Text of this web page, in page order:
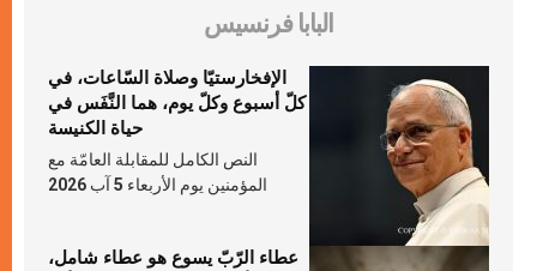
البابا فرنسيس
الإفخارستيّا وصلاة السّاعات، في
كلّ أسبوع وكلّ يوم، هما النَّفَس في
حياة الكنيسة
النص الكامل للمقابلة العامّة مع
المؤمنين يوم الأربعاء 5 آب 2026
عطاء الرّبّ يسوع هو عطاء شامل،